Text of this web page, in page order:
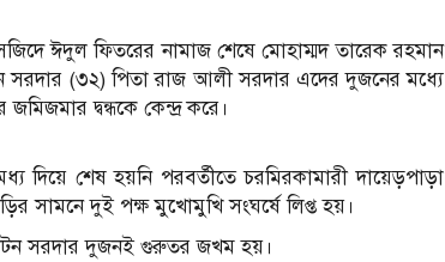
ঈদুল ফিতরের নামাজ শেষে মোহাম্মদ তারেক রহমান
সরদার (৩২) পিতা রাজ আলী সরদার এদের দুজনের মধ্যে
দ্বন্ধকে কেন্দ্র করে।
দিয়ে শেষ হয়নি পরবর্তীতে চরমিরকামারী দায়েড়পাড়া
সামনে দুই পক্ষ মুখোমুখি সংঘর্ষে লিপ্ত হয়।
সরদার দুজনই গুরুতর জখম হয়।